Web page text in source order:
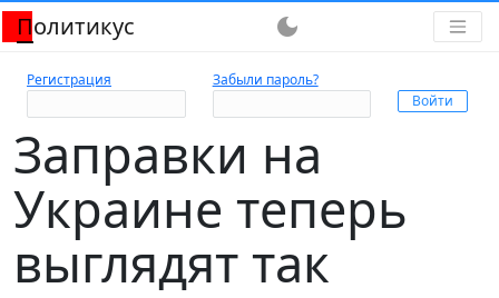
Политикус dark_mode
Регистрация Забыли пароль?
Заправки на
Украине теперь
выглядят так